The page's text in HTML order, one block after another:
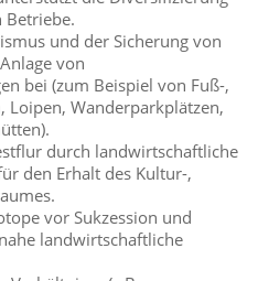
und der Sicherung von
von
bei (zum Beispiel von Fuß-,
Loipen, Wanderparkplätzen,
durch landwirtschaftliche
den Erhalt des Kultur-,
vor Sukzession und
landwirtschaftliche